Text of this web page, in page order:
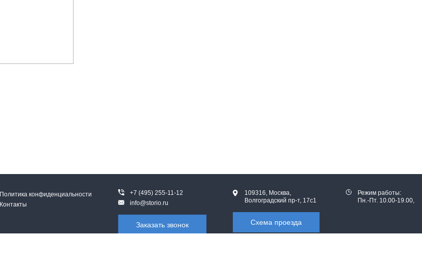
Политика конфиденциальности
Контакты
+7 (495) 255-11-12
info@storio.ru
Заказать звонок
109316, Москва,
Волгоградский пр-т, 17с1
Схема проезда
Режим работы:
Пн.-Пт. 10.00-19.00,